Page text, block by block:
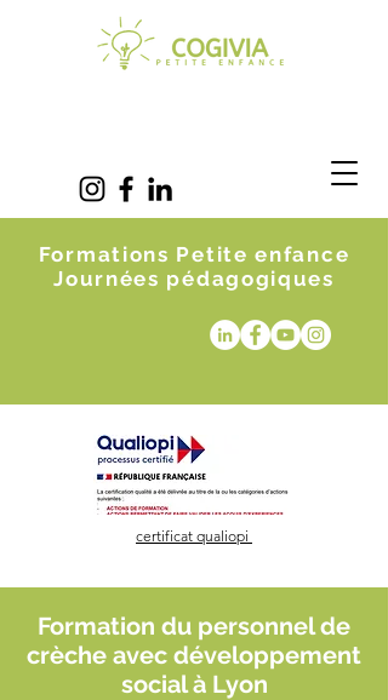
Formations Petite enfance
Journées pédagogiques
certificat qualiopi
Formation du personnel de
crèche avec développement
social à Lyon